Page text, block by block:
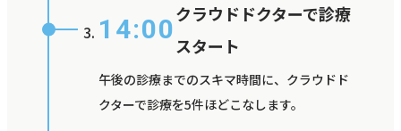
14:00
クラウドドクターで診療
スタート
午後の診療までのスキマ時間に、クラウドド
クターで診療を5件ほどこなします。